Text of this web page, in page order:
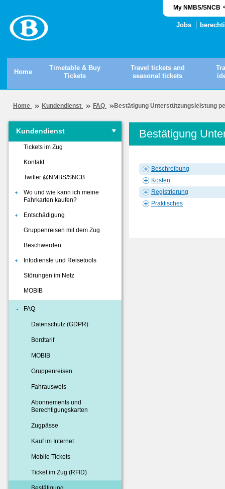
My NMBS/SNCB
Jobs
Home
Timetable & Buy
Tickets
Travel tickets and
seasonal tickets
Home Kundendienst FAQ Bestätigung Unterstützungsleistung
Kundendienst
Tickets im Zug
Kontakt
Twitter @NMBS/SNCB
Wo und wie kann ich meine
Fahrkarten kaufen?
Entschädigung
Gruppenreisen mit dem Zug
Beschwerden
Infodienste und Reisetools
Störungen im Netz
MOBIB
FAQ
Datenschutz (GDPR)
Bordtarif
MOBIB
Gruppenreisen
Fahrausweis
Abonnements und
Berechtigungskarten
Zugpässe
Kauf im Internet
Mobile Tickets
Ticket im Zug (RFID)
Bestätigung
Beschreibung
Kosten
Registrierung
Praktisches